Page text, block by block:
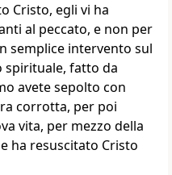
Cristo, egli vi ha
al peccato, e non per
semplice intervento sul
spirituale, fatto da
avete sepolto con
corrotta, per poi
vita, per mezzo della
ha resuscitato Cristo